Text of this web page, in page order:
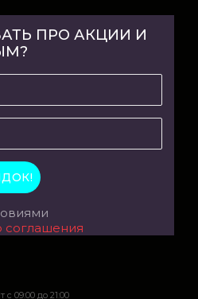
ПРО АКЦИИ И
соглашения
09:00 до 21:00